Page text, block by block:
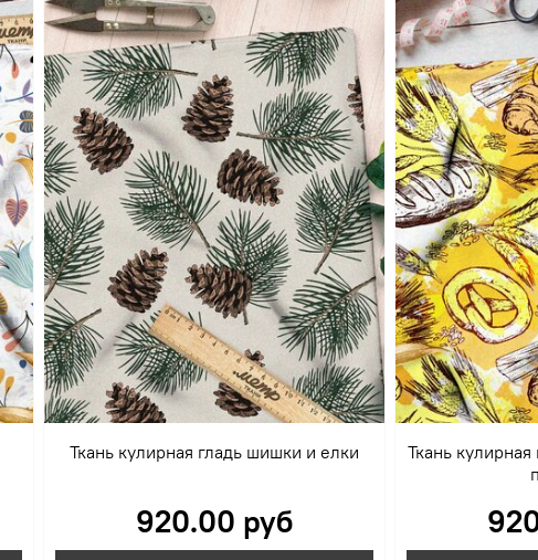
Ткань кулирная гладь шишки и елки
920.00 руб
Ткань